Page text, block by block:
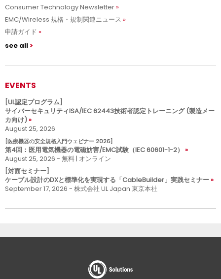
Consumer Technology Newsletter
EMC/Wireless 規格・規制関連ニュース
申請ガイド
see all
EVENTS
[UL認定プログラム]
サイバーセキュリティISA/IEC 62443技術者認定トレーニング (製造メー
カ向け)
August 25, 2026
[医療機器の安全規格入門ウェビナー 2026]
第4回：医用電気機器の電磁妨害/EMC試験（IEC 60601-1-2）
August 25, 2026 - 無料 | オンライン
[対面セミナー]
ケーブル設計のDXと標準化を実現する「CableBuilder」実践セミナー
September 17, 2026 - 株式会社 UL Japan 東京本社